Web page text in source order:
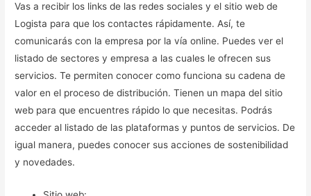
Vas a recibir los links de las redes sociales y el sitio web de
Logista para que los contactes rápidamente. Así, te
comunicarás con la empresa por la vía online. Puedes ver el
listado de sectores y empresa a las cuales le ofrecen sus
servicios. Te permiten conocer como funciona su cadena de
valor en el proceso de distribución. Tienen un mapa del sitio
web para que encuentres rápido lo que necesitas. Podrás
acceder al listado de las plataformas y puntos de servicios. De
igual manera, puedes conocer sus acciones de sostenibilidad
y novedades.